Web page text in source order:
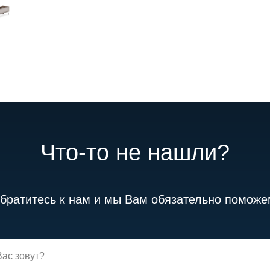
Что-то не нашли?
к нам и мы Вам обязательно